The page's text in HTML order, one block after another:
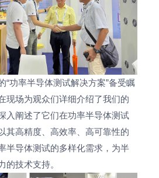
“功率半导体测试解决方案”备受瞩
现场为观众们详细介绍了我们的
入阐述了它们在功率半导体测试
其高精度、高效率、高可靠性的
半导体测试的多样化需求，为半
的技术支持。